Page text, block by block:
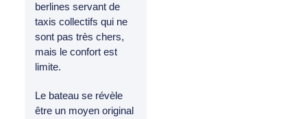
berlines servant de
taxis collectifs qui ne
sont pas très chers,
mais le confort est
limite.
Le bateau se révèle
être un moyen original